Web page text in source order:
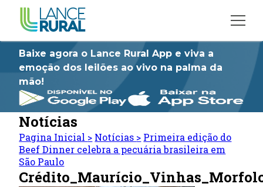
Baixe agora o Lance Rural App e viva a
emoção dos leilões ao vivo na palma da
mão!
Notícias
Pagina Inicial > Notícias > Primeira edição do
Beef Dinner celebra a pecuária brasileira em
São Paulo